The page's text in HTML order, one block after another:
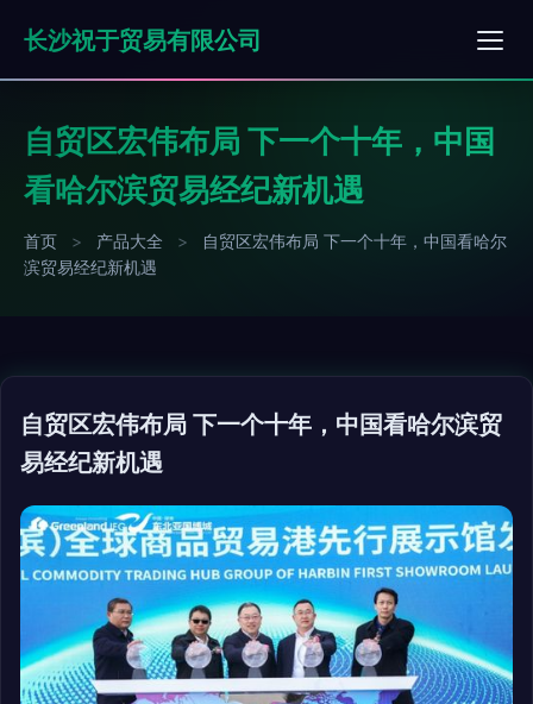
长沙祝于贸易有限公司
自贸区宏伟布局 下一个十年，中国
看哈尔滨贸易经纪新机遇
首页 > 产品大全 >
自贸区宏伟布局 下一个十年，中国看哈尔
滨贸易经纪新机遇
自贸区宏伟布局 下一个十年，中国看哈尔滨贸
易经纪新机遇